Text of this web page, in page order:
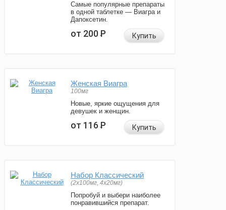
Самые популярные препараты
в одной таблетке — Виагра и
Дапоксетин.
от 200Р Купить
Женская Виагра
100мг
Новые, яркие ощущения для
девушек и женщин.
от 116Р Купить
Набор Классический
(2x100мг, 4x20мг)
Попробуй и выбери наиболее
понравившийся препарат.